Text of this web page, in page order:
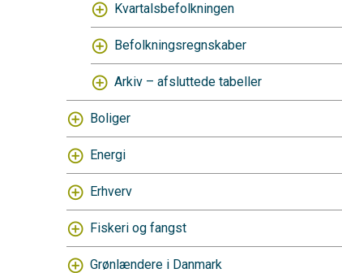
Kvartalsbefolkningen
Befolkningsregnskaber
Arkiv – afsluttede tabeller
Boliger
Energi
Erhverv
Fiskeri og fangst
Grønlændere i Danmark